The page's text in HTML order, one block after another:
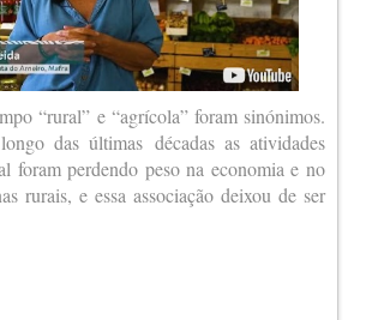
“rural” e “agrícola” foram sinónimos.
das últimas décadas as atividades
foram perdendo peso na economia e no
rurais, e essa associação deixou de ser